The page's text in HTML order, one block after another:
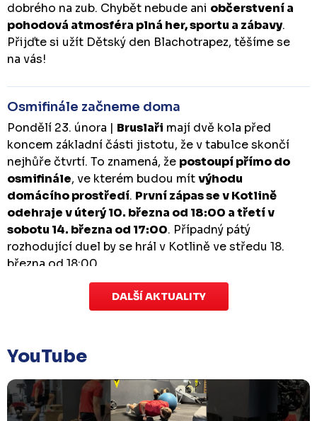
dobrého na zub. Chybět nebude ani občerstvení a
pohodová atmosféra plná her, sportu a zábavy.
Přijďte si užít Dětský den Blachotrapez, těšíme se
na vás!
Osmifinále začneme doma
Pondělí 23. února | Bruslaři mají dvě kola před
koncem základní části jistotu, že v tabulce skončí
nejhůře čtvrtí. To znamená, že postoupí přímo do
osmifinále, ve kterém budou mítvýhodu
domácího prostředí. První zápas se v Kotlině
odehraje v úterý 10. března od 18:00 a třetí v
sobotu 14. března od 17:00. Případný pátý
rozhodující duel by se hrál v Kotlině ve středu 18.
března od 18:00.
Zápas dorostu je odložen
které se mělo odehrát v pátek 30. ledna ve 14:15,
odloženo!Odehraje se v náhradním termínu, o
kterém se bude jednat.
DALŠÍ AKTUALITY
YouTube